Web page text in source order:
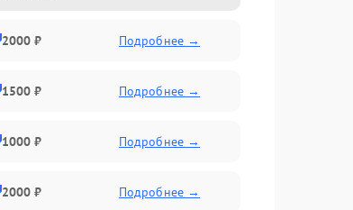
2000 ₽ Подробнее →
1500 ₽ Подробнее →
1000 ₽ Подробнее →
2000 ₽ Подробнее →